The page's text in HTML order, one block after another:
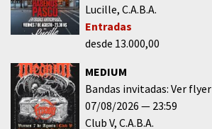
Lucille C.A.B.A.
Entradas
desde 13.000,00
MEDIUM
Bandas invitadas: Ver flyer
07/08/2026
23:59
Club V C.A.B.A.